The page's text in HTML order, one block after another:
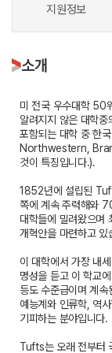
지원정보
소개
미 전국 우수대학 50
알려지지 않은 대학
포함되는 대학 중 한
Northwestern,
것이 특징입니다.).
1852년에 설립된
쪽에 계속 주력해와
대학들에 밀려왔으며
개혁안을 마련하고 있
이 대학에서 가장 내
명성을 듣고 이 학교
등도 수준급이며 계
예능계와 인류학, 역
기피하는 분야입니다.
Tufts는 오래 전부터